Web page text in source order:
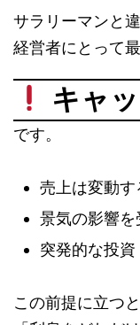
サラリーマンと違
経営者にとって
キャ
です。
売上は変動す
景気の影響を
突発的な投
この前提に立つと